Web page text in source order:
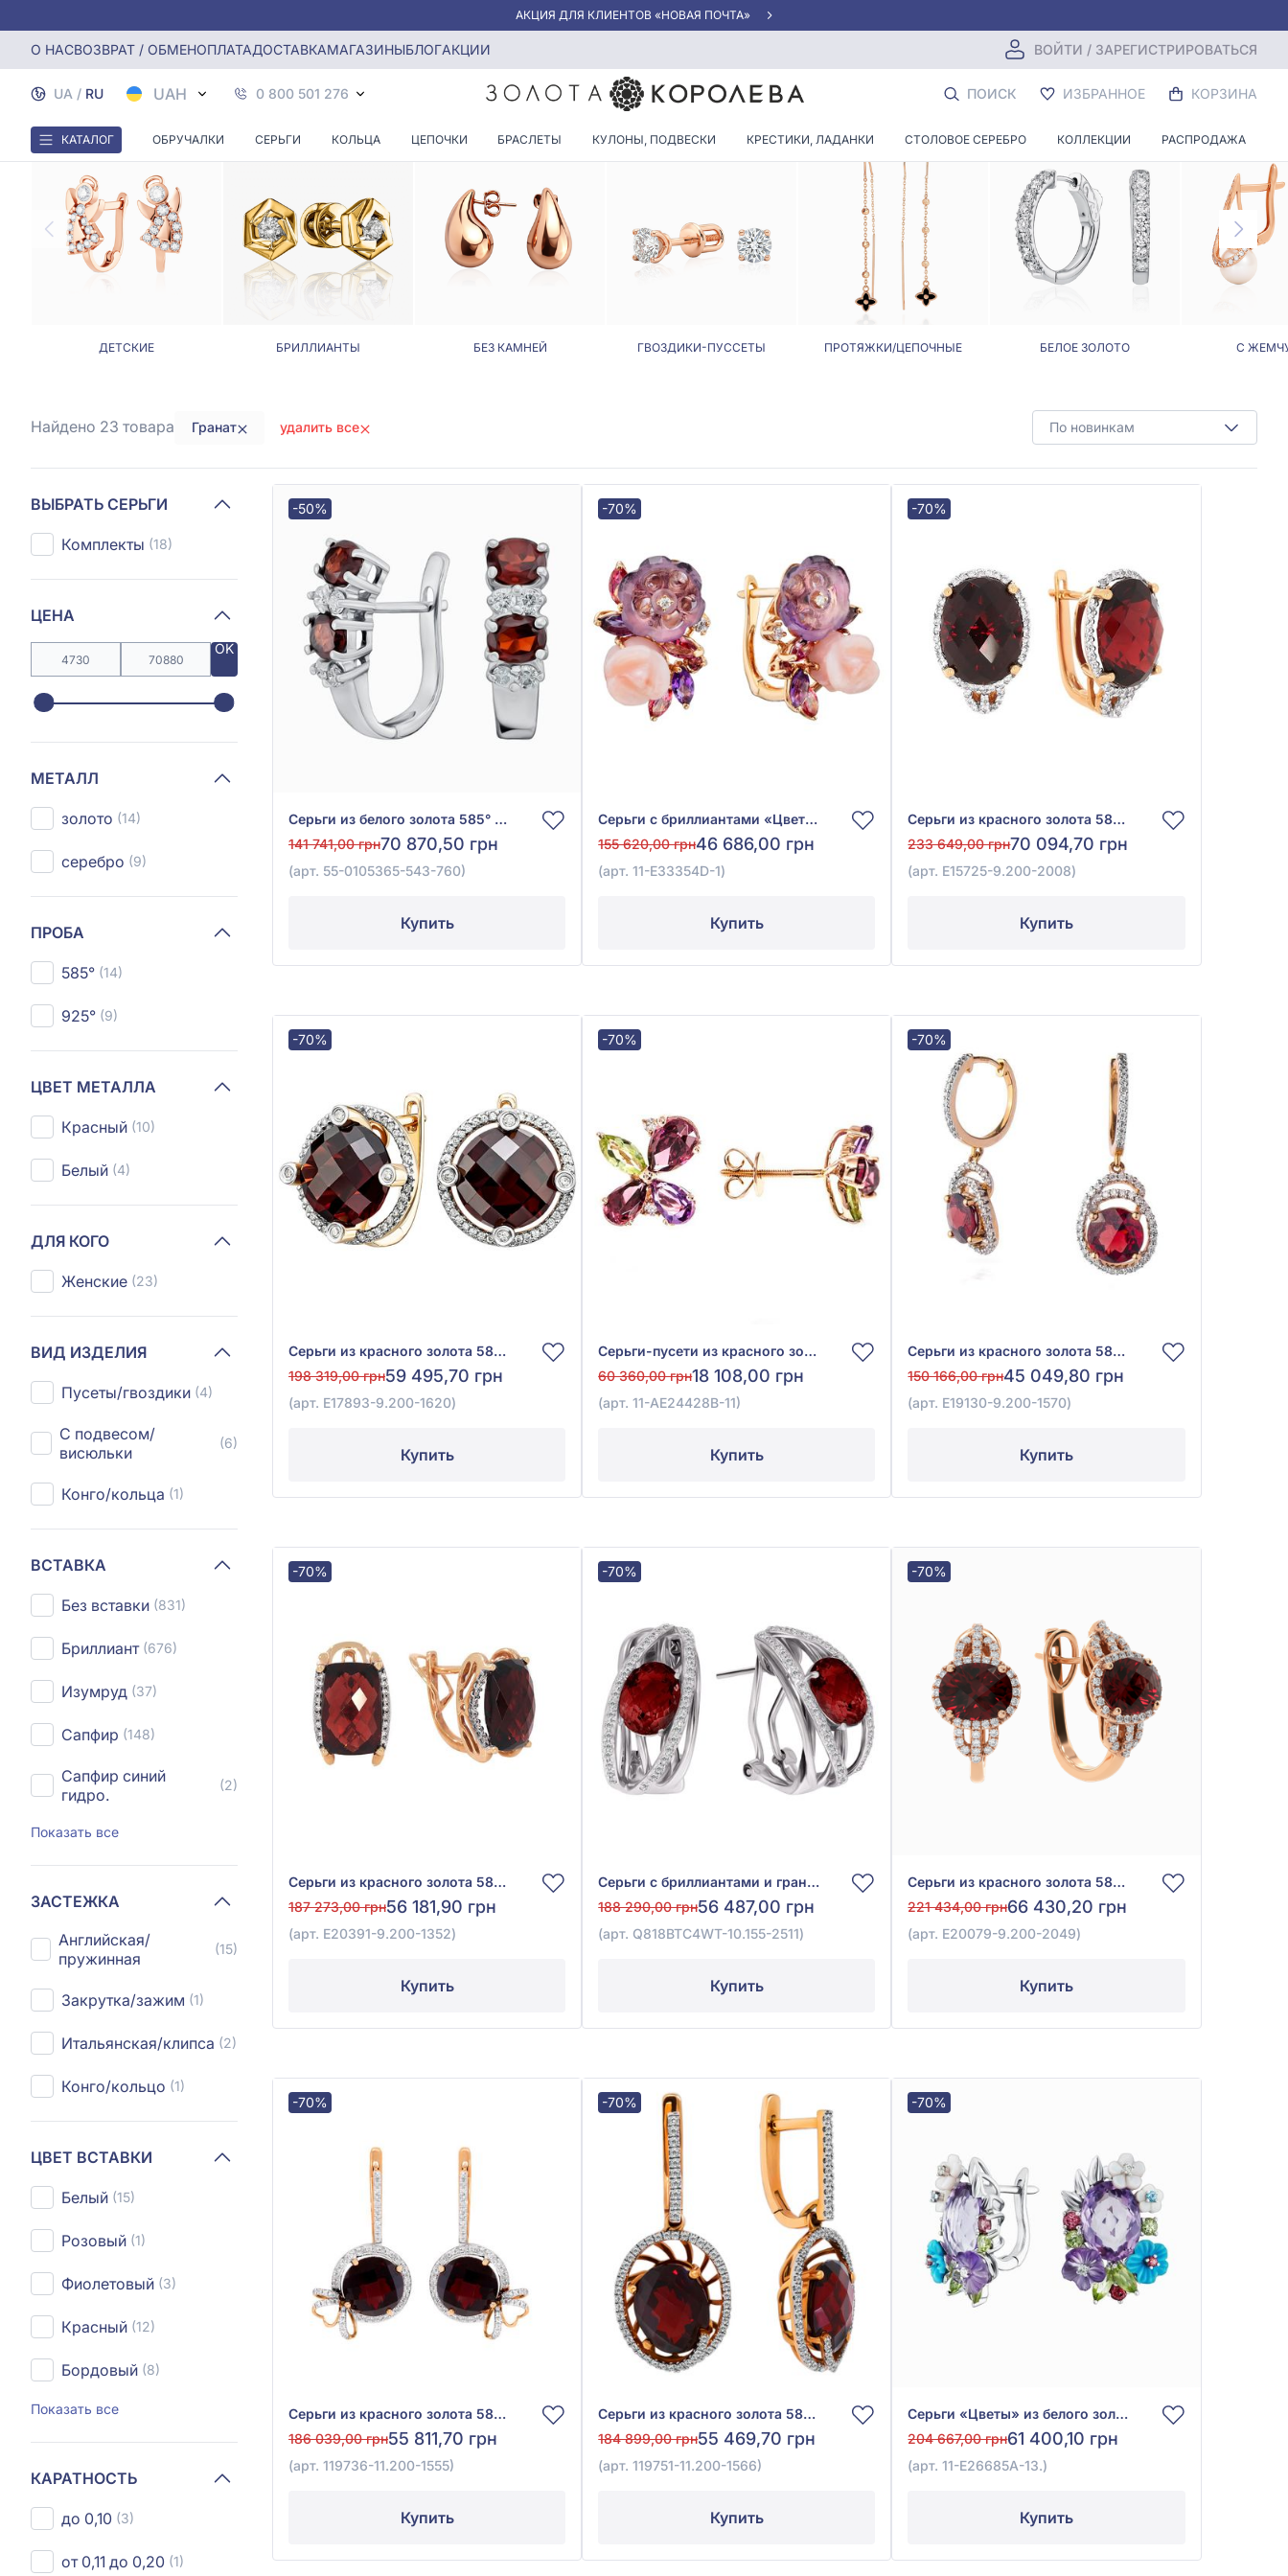
АКЦИЯ ДЛЯ КЛИЕНТОВ «НОВАЯ ПОЧТА»
О НАСВОЗВРАТ / ОБМЕНОПЛАТАДОСТАВКАМАГАЗИНЫБЛОГАКЦИИ ВОЙТИ / ЗАРЕГИСТРИРОВАТЬСЯ
UA / RU UAH 0 800 501 276 ПОИСК ИЗБРАННОЕ КОРЗИНА
КАТАЛОГ ОБРУЧАЛКИ СЕРЬГИ КОЛЬЦА ЦЕПОЧКИ БРАСЛЕТЫ КУЛОНЫ, ПОДВЕСКИ КРЕСТИКИ, ЛАДАНКИ СТОЛОВОЕ СЕРЕБРО КОЛЛЕКЦИИ РАСПРОДАЖА
Главная Серьги Серьги с гранатом
СЕРЬГИ С ГРАНАТОМ
ДЕТСКИЕ БРИЛЛИАНТЫ БЕЗ КАМНЕЙ ГВОЗДИКИ-ПУССЕТЫ ПРОТЯЖКИ/ЦЕПОЧНЫЕ БЕЛОЕ ЗОЛОТО С
По новинкам
Найдено 23 товара Гранат удалить все
ВЫБРАТЬ СЕРЬГИ
Комплекты (18)
ЦЕНА
OK
МЕТАЛЛ
золото (14)
серебро (9)
ПРОБА
585° (14)
925° (9)
ЦВЕТ МЕТАЛЛА
Красный (10)
Белый (4)
ДЛЯ КОГО
Женские (23)
ВИД ИЗДЕЛИЯ
Пусеты/гвоздики (4)
С подвесом/
висюльки
(6)
Конго/кольца (1)
ВСТАВКА
Без вставки (831)
Бриллиант (676)
Изумруд (37)
Сапфир (148)
Сапфир синий
гидро.
(2)
Показать все
ЗАСТЕЖКА
Английская/
пружинная
(15)
Закрутка/зажим (1)
Итальянская/клипса (2)
Конго/кольцо (1)
ЦВЕТ ВСТАВКИ
Белый (15)
Розовый (1)
Фиолетовый (3)
Красный (12)
Бордовый (8)
Показать все
КАРАТНОСТЬ
до 0,10 (3)
от 0,11 до 0,20 (1)
-50%
Серьги из белого золота 585° с бриллиантом 0,31ct и красным гранатом 1,82ct, арт. 55-0105365-543-760
141 741,00 грн70 870,50 грн
(арт. 55-0105365-543-760)
Купить
-70%
Серьги с бриллиантами «Цветы» из красного золота 585° с бриллиантом 0,07ct, аметистом 4,26ct, розовым топазом 0,78ct, гранатом родолитом 0,09ct и розовым опалом 3,81ct, арт. 11-E33354D-1
155 620,00 грн46 686,00 грн
(арт. 11-E33354D-1)
Купить
-70%
Серьги из красного золота 585° с бриллиантом 0,37ct и гранатом 15,19ct, арт. E15725-9.200-2008
233 649,00 грн70 094,70 грн
(арт. E15725-9.200-2008)
Купить
-70%
Серьги из красного золота 585° с бриллиантом 0,22ct и гранатом 11,02ct, арт. E17893-9.200-1620
198 319,00 грн59 495,70 грн
(арт. E17893-9.200-1620)
Купить
-70%
Серьги-пусети из красного золота 585° с бриллиантом 0,03ct, аметистом 0,38ct, гранатом родолитом 1,55ct и хризолитом 0,28ct, арт. 11-АЕ24428В-11
60 360,00 грн18 108,00 грн
(арт. 11-АЕ24428В-11)
Купить
-70%
Серьги из красного золота 585° с бриллиантом 0,36ct и гранатом 2,73ct, арт. E19130-9.200-1570
150 166,00 грн45 049,80 грн
(арт. E19130-9.200-1570)
Купить
-70%
Серьги из красного золота 585° с бриллиантом 0,14ct и гранатом 11,85ct, арт. E20391-9.200-1352
187 273,00 грн56 181,90 грн
(арт. E20391-9.200-1352)
Купить
-70%
Серьги с бриллиантами и гранатом из белого золота 585°, бриллиант 0,3ct, гранат 2,71ct, арт. Q818BTC4WT-10.155-2511
188 290,00 грн56 487,00 грн
(арт. Q818BTC4WT-10.155-2511)
Купить
-70%
Серьги из красного золота 585° с бриллиантом 0,41ct и гранатом 4,61ct, арт. E20079-9.200-2049
221 434,00 грн66 430,20 грн
(арт. E20079-9.200-2049)
Купить
-70%
Серьги из красного золота 585° с бриллиантом 0,43ct и гранатом 9,31ct, арт. 119736-11.200-1555
186 039,00 грн55 811,70 грн
(арт. 119736-11.200-1555)
Купить
-70%
Серьги из красного золота 585° с бриллиантом 0,43ct и гранатом 6,97ct, арт. 119751-11.200-1566
184 899,00 грн55 469,70 грн
(арт. 119751-11.200-1566)
Купить
-70%
Серьги «Цветы» из белого золота 585° с бриллиантом 0,05ct, топазом Sky Blue 0,04ct, аметистом 6,98ct, гранатом родолит 0,39ct, бирюзой 0,66ct, хризолитом 0,9ct и перламутром 0,84ct, арт. 11-Е26685А-13
204 667,00 грн61 400,10 грн
(арт. 11-Е26685А-13.)
Купить